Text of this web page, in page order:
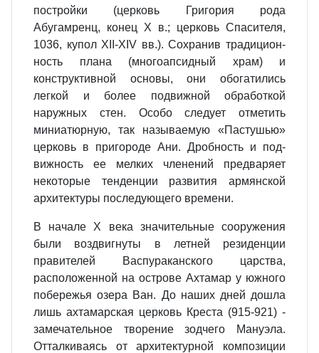
постройки (церковь Григория рода
Абугамренц, конец X в.; церковь Спасителя,
1036, купол XII-XIV вв.). Сохранив традицион­
ность плана (многоапсидный храм) и
конструктивной основы, они обога­тились
легкой и более подвижной об­работкой
наружных стен. Особо сле­дует отметить
миниатюрную, так на­зываемую «Пастушью»
церковь в пригороде Ани. Дробность и под­
вижность ее мелких членений пре­дваряет
некоторые тенденции раз­вития армянской
архитектуры по­следующего времени.
В начале X века значительные со­оружения
были воздвигнуты в лет­ней резиденции
правителей Васпураканского царства,
расположенной на острове Ахтамар у южного
по­бережья озера Ван. До наших дней дошла
лишь ахтамарская церковь Креста (915-921) -
замечательное творение зодчего Мануэла.
Отталки­ваясь от архитектурной композиции